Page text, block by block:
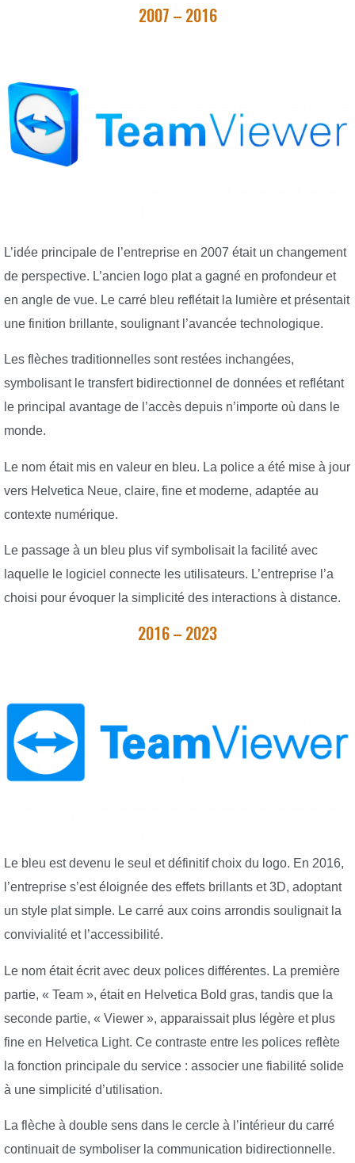
2007 – 2016
L’idée principale de l’entreprise en 2007 était un changement
de perspective. L’ancien logo plat a gagné en profondeur et
en angle de vue. Le carré bleu reflétait la lumière et présentait
une finition brillante, soulignant l’avancée technologique.
Les flèches traditionnelles sont restées inchangées,
symbolisant le transfert bidirectionnel de données et reflétant
le principal avantage de l’accès depuis n’importe où dans le
monde.
Le nom était mis en valeur en bleu. La police a été mise à jour
vers Helvetica Neue, claire, fine et moderne, adaptée au
contexte numérique.
Le passage à un bleu plus vif symbolisait la facilité avec
laquelle le logiciel connecte les utilisateurs. L’entreprise l’a
choisi pour évoquer la simplicité des interactions à distance.
2016 – 2023
Le bleu est devenu le seul et définitif choix du logo. En 2016,
l’entreprise s’est éloignée des effets brillants et 3D, adoptant
un style plat simple. Le carré aux coins arrondis soulignait la
convivialité et l’accessibilité.
Le nom était écrit avec deux polices différentes. La première
partie, « Team », était en Helvetica Bold gras, tandis que la
seconde partie, « Viewer », apparaissait plus légère et plus
fine en Helvetica Light. Ce contraste entre les polices reflète
la fonction principale du service : associer une fiabilité solide
à une simplicité d’utilisation.
La flèche à double sens dans le cercle à l’intérieur du carré
continuait de symboliser la communication bidirectionnelle.